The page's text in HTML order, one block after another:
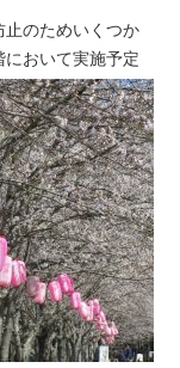
のためいくつか
において実施予定